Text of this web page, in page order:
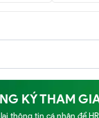
KÝ THAM
thông tin cá nhân để